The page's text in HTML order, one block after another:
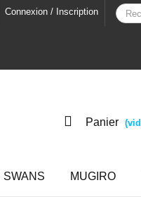
Connexion / Inscription
Panier
SWANS MUGIRO